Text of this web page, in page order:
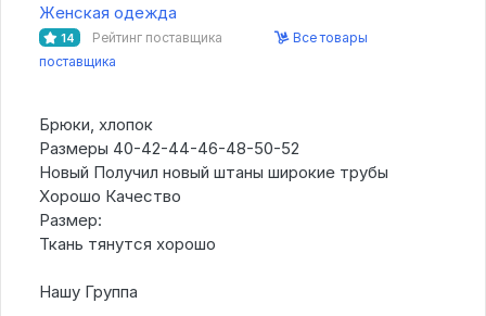
Женская одежда
14 Рейтинг поставщика
Все товары
поставщика
Брюки, хлопок
Размеры 40-42-44-46-48-50-52
Новый Получил новый штаны широкие трубы
Хорошо Качество
Размер:
Ткань тянутся хорошо
Нашу Группа